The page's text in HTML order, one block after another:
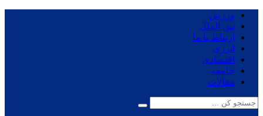
ورزش
بین الملل
ارتباط با ما
انرژی
اقتصادی
جامعه
مقالات